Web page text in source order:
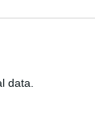
data.